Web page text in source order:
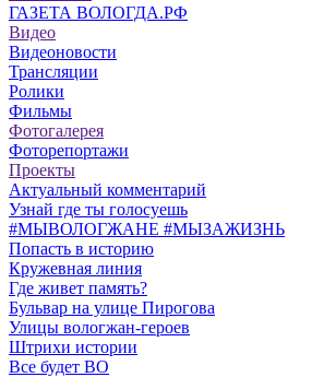
ГАЗЕТА ВОЛОГДА.РФ
Видео
Видеоновости
Трансляции
Ролики
Фильмы
Фотогалерея
Фоторепортажи
Проекты
Актуальный комментарий
Узнай где ты голосуешь
#МЫВОЛОГЖАНЕ #МЫЗАЖИЗНЬ
Попасть в историю
Кружевная линия
Где живет память?
Бульвар на улице Пирогова
Улицы вологжан-героев
Штрихи истории
Все будет ВО